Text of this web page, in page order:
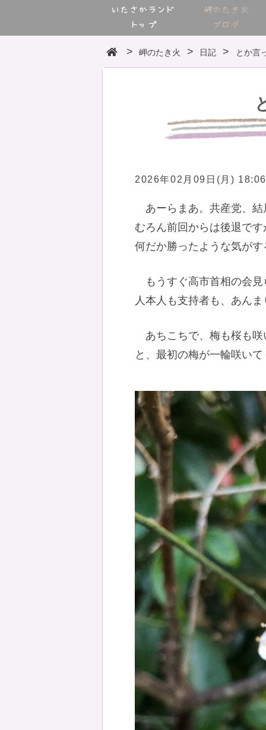
いたさかランド
トップ
岬のたき火
ブログ
岬のたき火 日記 とか言
2026年02月09日(月)
あーらまあ。共産党、
むろん前回からは後退で
何だか勝ったような気が
もうすぐ高市首相の会
人本人も支持者も、あん
あちこちで、梅も桜も
と、最初の梅が一輪咲い